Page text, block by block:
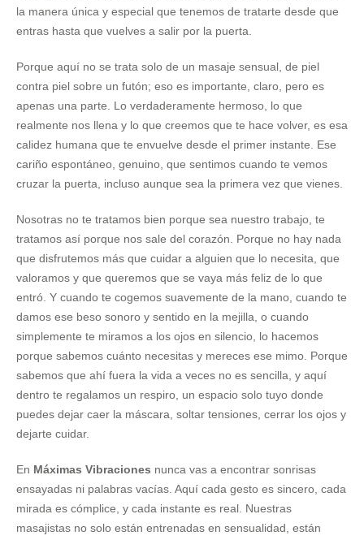
la manera única y especial que tenemos de tratarte desde que
entras hasta que vuelves a salir por la puerta.
Porque aquí no se trata solo de un masaje sensual, de piel
contra piel sobre un futón; eso es importante, claro, pero es
apenas una parte. Lo verdaderamente hermoso, lo que
realmente nos llena y lo que creemos que te hace volver, es esa
calidez humana que te envuelve desde el primer instante. Ese
cariño espontáneo, genuino, que sentimos cuando te vemos
cruzar la puerta, incluso aunque sea la primera vez que vienes.
Nosotras no te tratamos bien porque sea nuestro trabajo, te
tratamos así porque nos sale del corazón. Porque no hay nada
que disfrutemos más que cuidar a alguien que lo necesita, que
valoramos y que queremos que se vaya más feliz de lo que
entró. Y cuando te cogemos suavemente de la mano, cuando te
damos ese beso sonoro y sentido en la mejilla, o cuando
simplemente te miramos a los ojos en silencio, lo hacemos
porque sabemos cuánto necesitas y mereces ese mimo. Porque
sabemos que ahí fuera la vida a veces no es sencilla, y aquí
dentro te regalamos un respiro, un espacio solo tuyo donde
puedes dejar caer la máscara, soltar tensiones, cerrar los ojos y
dejarte cuidar.
En Máximas Vibraciones nunca vas a encontrar sonrisas
ensayadas ni palabras vacías. Aquí cada gesto es sincero, cada
mirada es cómplice, y cada instante es real. Nuestras
masajistas no solo están entrenadas en sensualidad, están